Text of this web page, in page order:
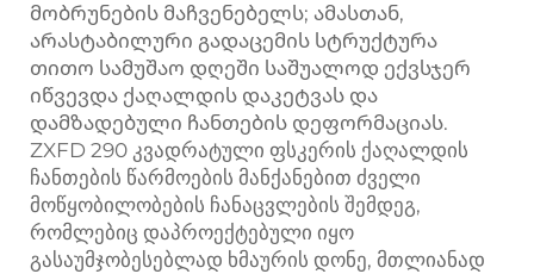
მობრუნების მაჩვენებელს; ამასთან,
არასტაბილური გადაცემის სტრუქტურა
თითო სამუშაო დღეში საშუალოდ ექვსჯერ
იწვევდა ქაღალდის დაკეტვას და
დამზადებული ჩანთების დეფორმაციას.
ZXFD 290 კვადრატული ფსკერის ქაღალდის
ჩანთების წარმოების მანქანებით ძველი
მოწყობილობების ჩანაცვლების შემდეგ,
რომლებიც დაპროექტებული იყო
გასაუმჯობესებლად ხმაურის დონე, მთლიანად